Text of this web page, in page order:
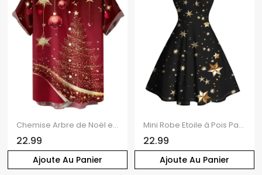
Ajoute Au Panier
Chemise Arbre de Noël et Boule en Tissu Imprimé Boutonnée Manches Courtes à Col Relevé
22.99
Ajoute Au Panier
Mini Robe Etoile à Pois Panneau en Fausse Fourrure à Volants
22.99